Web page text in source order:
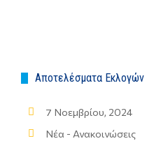
Αποτελέσματα Εκλογών
7 Νοεμβρίου, 2024
Νέα - Ανακοινώσεις